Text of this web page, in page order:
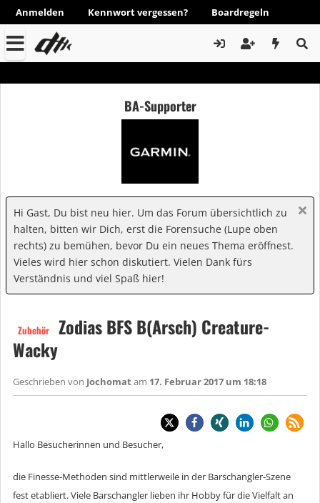
Anmelden Kennwort vergessen? Boardregeln
BA-Supporter
Hi Gast, Du bist neu hier. Um das Forum übersichtlich zu
halten, bitten wir Dich, erst die Forensuche (Lupe oben
rechts) zu bemühen, bevor Du ein neues Thema eröffnest.
Vieles wird hier schon diskutiert. Vielen Dank fürs
Verständnis und viel Spaß hier!
Zubehör
Zodias BFS B(Arsch) Creature-
Wacky
Geschrieben von Jochomat am 17. Februar 2017 um 18:18
Hallo Besucherinnen und Besucher,
die Finesse-Methoden sind mittlerweile in der Barschangler-Szene
fest etabliert. Viele Barschangler lieben ihr Hobby für die Vielfalt an